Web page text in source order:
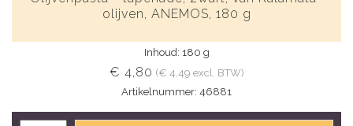
olijven, ANEMOS, 180 g
Inhoud: 180 g
€ 4,80 (€ 4,49 excl. BTW)
Artikelnummer: 46881